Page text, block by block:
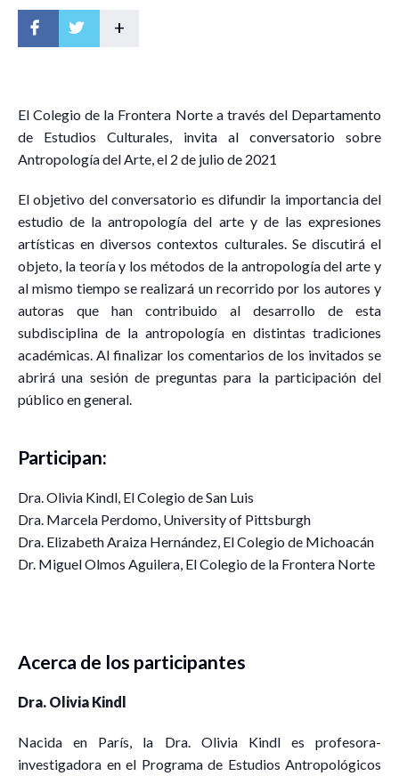
+
El Colegio de la Frontera Norte a través del Departamento
de Estudios Culturales, invita al conversatorio sobre
Antropología del Arte, el 2 de julio de 2021
El objetivo del conversatorio es difundir la importancia del
estudio de la antropología del arte y de las expresiones
artísticas en diversos contextos culturales. Se discutirá el
objeto, la teoría y los métodos de la antropología del arte y
al mismo tiempo se realizará un recorrido por los autores y
autoras que han contribuido al desarrollo de esta
subdisciplina de la antropología en distintas tradiciones
académicas. Al finalizar los comentarios de los invitados se
abrirá una sesión de preguntas para la participación del
público en general.
Participan:
Dra. Olivia Kindl, El Colegio de San Luis
Dra. Marcela Perdomo, University of Pittsburgh
Dra. Elizabeth Araiza Hernández, El Colegio de Michoacán
Dr. Miguel Olmos Aguilera, El Colegio de la Frontera Norte
Acerca de los participantes
Dra. Olivia Kindl
Nacida en París, la Dra. Olivia Kindl es profesora-
investigadora en el Programa de Estudios Antropológicos